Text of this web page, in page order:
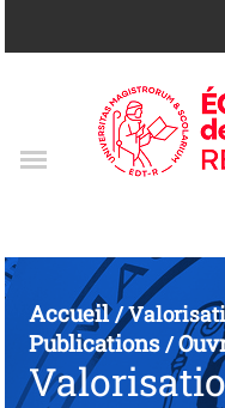
Accueil/
Publications/